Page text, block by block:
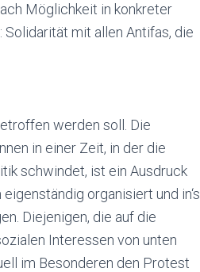
Möglichkeit in konkreter
mit allen Antifas, die
werden soll. Die
in einer Zeit, in der die
schwindet, ist ein Ausdruck
organisiert und in‘s
Diejenigen, die auf die
Interessen von unten
im Besonderen den Protest